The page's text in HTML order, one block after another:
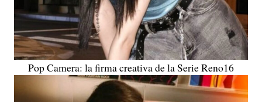
Pop Camera: la firma creativa de la Serie Reno16